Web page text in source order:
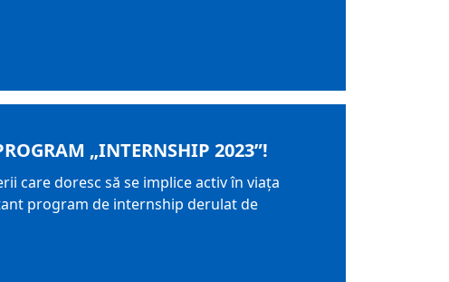
„INTERNSHIP 2023”!
care doresc să se implice activ în viața
program de internship derulat de